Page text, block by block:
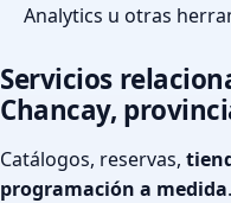
Analytics u otras
Servicios
Chancay,
Catálogos, reservas,
programación a medida